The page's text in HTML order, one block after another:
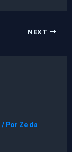
NEXT
/ Por Ze da